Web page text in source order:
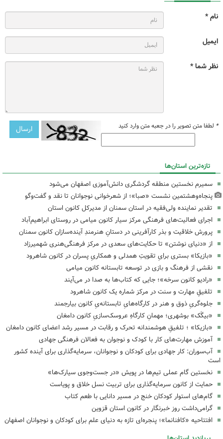
نام *
ایمیل
نظر شما *
* لطفا متن تصویر را در جعبه متن وارد کنید
تازه‌ترین استان‌ها
سمیرم نخستین منطقه گردشگری دانش‌آموزی اصفهان می‌شود
پنجاه‌وهشتمین نشست «صبا»؛ از شعرخوانی نوجوانان تا نقد و گفت‌وگو
تقدیر نماینده ولی‌فقیه در استان سمنان از مدیرکل کانون استان
اجرای فعالیت‌های فرهنگی مرکز سیار کانون میامی در روستای ابراهیم‌آباد
پرورش خلاقیت و بذر کارآفرینی در دستانِ هنرمندِ آینده‌سازان کانون سمنان
از «دنیای نوشتن» تا حکایت‌های سعدی در مرکز فرهنگی‌هنری شهمیرزاد
«بازیکا» بستری برایِ تقویتِ همدلی و همکاریِ پسران در کانون شاهرود
نقشی از فرهنگ و بازی در توسعه تابستانه کانون میامی
«رادیو کانون سرخه»؛ جایی که کتاب‌ها به صدا در می‌آیند
تلفیقِ مهارت و سنت در مرکز شماره یک کانون شاهرود
جلوه‌گریِ ذوق و هنر در کارگاه‌هایِ تابستانه‌یِ کانون بیارجمند
«بیگَک» بوشهری؛ مهمانِ کارگاهِ عروسک‌سازیِ کانون دامغان
«بازیکا» ؛ تلفیقِ هوشمندانه تحرک و رقابت در مسیر رشد اعضای کانون دامغان
آموزش مهارت‌های کار با کودک و نوجوان به فعالان فرهنگی جهادی
آب‌سوران: کار جهادی برای کودکان و نوجوانان، سرمایه‌گذاری برای آینده کشور
است
نخستین گام عملی تیم‌ها در پویش «در جست‌وجوی سیارک‌ها»
حمایت از کانون سرمایه‌گذاری برای تربیت نسل خلاق و پویاست
گام‌های استوار کودکان خنج در مسیر دانایی با طعم کتاب
گرامی‌داشت روز خبرنگار در کانون استان قزوین
افتتاحیه «کافنانما»؛ پنجره‌ای تازه به دنیای علم برای کودکان و نوجوانان اصفهان